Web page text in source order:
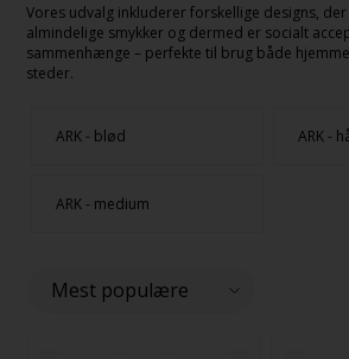
Vores udvalg inkluderer forskellige designs,
almindelige smykker og dermed er socialt
sammenhænge – perfekte til brug både
steder.
ARK - blød ARK -
ARK - medium